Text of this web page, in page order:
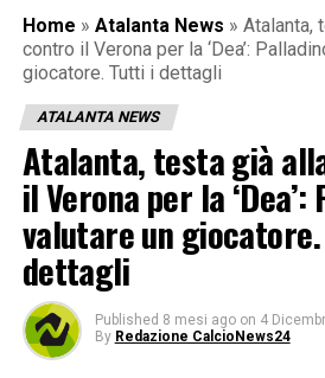
Home » Atalanta News » Atalanta,
contro il Verona per la ‘Dea’:
giocatore. Tutti i dettagli
ATALANTA NEWS
Atalanta, testa già
il Verona per la
valutare un
dettagli
Published 8 mesi ago on 4
By Redazione CalcioNews24